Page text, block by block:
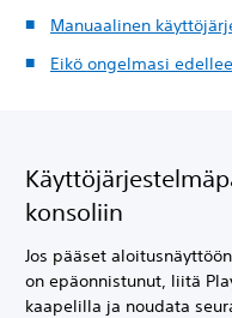
Manuaalinen
Eikö ongelmasi
konsoliin
Jos pääset
on epäonnistunut, liitä
kaapelilla ja noudata